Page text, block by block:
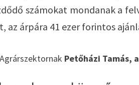
számokat mondanak a
az árpára 41 ezer forintos
Petőházi Tamás,